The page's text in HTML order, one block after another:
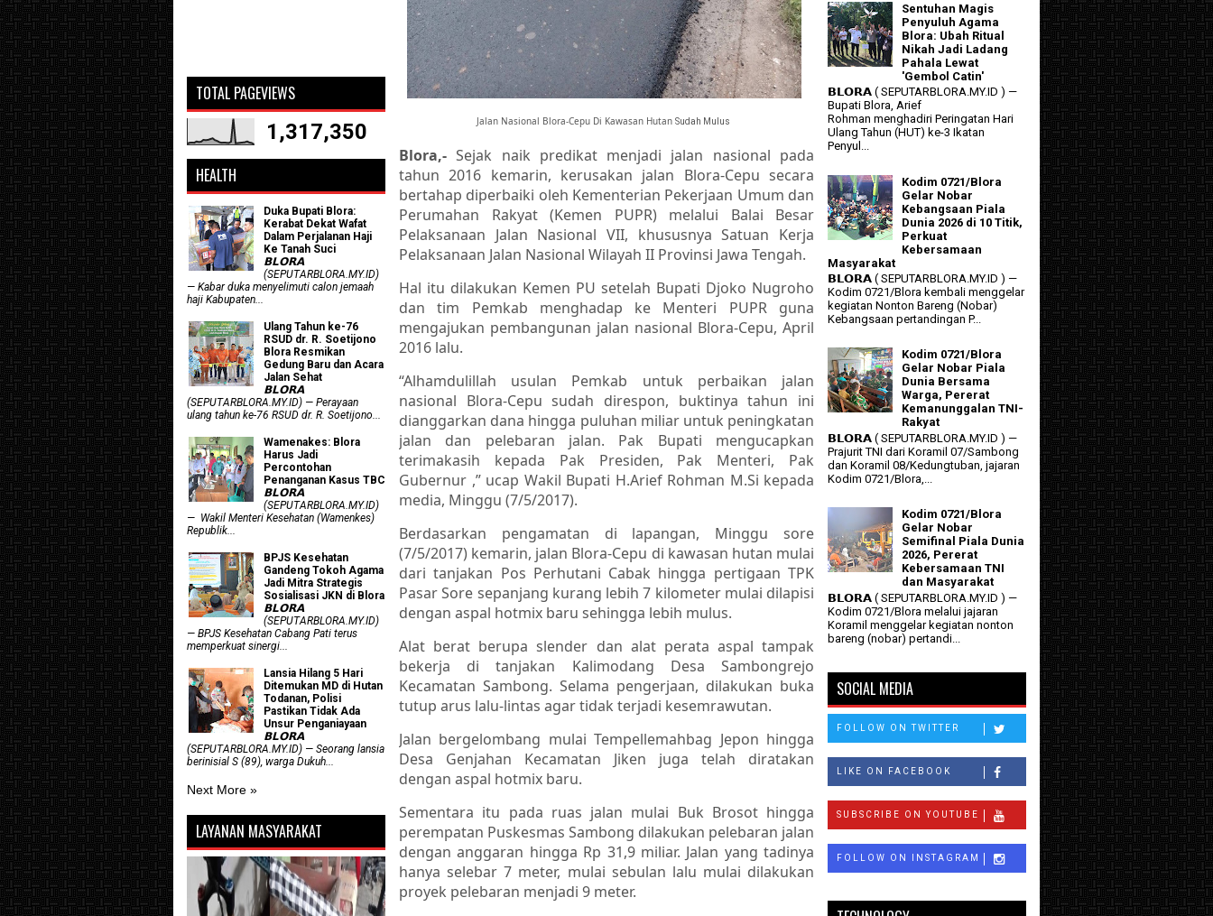
Jalan Nasional Blora-Cepu Di Kawasan Hutan Sudah Mulus
Blora,- Sejak naik predikat menjadi jalan nasional pada
tahun 2016 kemarin, kerusakan jalan Blora-Cepu secara
bertahap diperbaiki oleh Kementerian Pekerjaan Umum dan
Perumahan Rakyat (Kemen PUPR) melalui Balai Besar
Pelaksanaan Jalan Nasional VII, khususnya Satuan Kerja
Pelaksanaan Jalan Nasional Wilayah II Provinsi Jawa Tengah.
Hal itu dilakukan Kemen PU setelah Bupati Djoko Nugroho
dan tim Pemkab menghadap ke Menteri PUPR guna
mengajukan pembangunan jalan nasional Blora-Cepu, April
2016 lalu.
“Alhamdulillah usulan Pemkab untuk perbaikan jalan
nasional Blora-Cepu sudah direspon, buktinya tahun ini
dianggarkan dana hingga puluhan miliar untuk peningkatan
jalan dan pelebaran jalan. Pak Bupati mengucapkan
terimakasih kepada Pak Presiden, Pak Menteri, Pak
Gubernur ,” ucap Wakil Bupati H.Arief Rohman M.Si kepada
media, Minggu (7/5/2017).
Berdasarkan pengamatan di lapangan, Minggu sore
(7/5/2017) kemarin, jalan Blora-Cepu di kawasan hutan mulai
dari tanjakan Pos Perhutani Cabak hingga pertigaan TPK
Pasar Sore sepanjang kurang lebih 7 kilometer mulai dilapisi
dengan aspal hotmix baru sehingga lebih mulus.
Alat berat berupa slender dan alat perata aspal tampak
bekerja di tanjakan Kalimodang Desa Sambongrejo
Kecamatan Sambong. Selama pengerjaan, dilakukan buka
tutup arus lalu-lintas agar tidak terjadi kesemrawutan.
Jalan bergelombang mulai Tempellemahbag Jepon hingga
Desa Genjahan Kecamatan Jiken juga telah diratakan
dengan aspal hotmix baru.
Sementara itu pada ruas jalan mulai Buk Brosot hingga
perempatan Puskesmas Sambong dilakukan pelebaran jalan
dengan anggaran hingga Rp 31,9 miliar. Jalan yang tadinya
hanya selebar 7 meter, mulai sebulan lalu mulai dilakukan
proyek pelebaran menjadi 9 meter.
TOTAL PAGEVIEWS
1,317,350
HEALTH
Duka Bupati Blora:
Kerabat Dekat Wafat
Dalam Perjalanan Haji
Ke Tanah Suci
𝗕𝗟𝗢𝗥𝗔
(SEPUTARBLORA.MY.ID)
— Kabar duka menyelimuti calon jemaah
haji Kabupaten...
Ulang Tahun ke-76
RSUD dr. R. Soetijono
Blora Resmikan
Gedung Baru dan Acara
Jalan Sehat
𝗕𝗟𝗢𝗥𝗔
(SEPUTARBLORA.MY.ID) — Perayaan
ulang tahun ke-76 RSUD dr. R. Soetijono...
Wamenakes: Blora
Harus Jadi
Percontohan
Penanganan Kasus TBC
𝗕𝗟𝗢𝗥𝗔
(SEPUTARBLORA.MY.ID)
— Wakil Menteri Kesehatan (Wamenkes)
Republik...
BPJS Kesehatan
Gandeng Tokoh Agama
Jadi Mitra Strategis
Sosialisasi JKN di Blora
𝗕𝗟𝗢𝗥𝗔
(SEPUTARBLORA.MY.ID)
— BPJS Kesehatan Cabang Pati terus
memperkuat sinergi...
Lansia Hilang 5 Hari
Ditemukan MD di Hutan
Todanan, Polisi
Pastikan Tidak Ada
Unsur Penganiayaan
𝗕𝗟𝗢𝗥𝗔
(SEPUTARBLORA.MY.ID) — Seorang lansia
berinisial S (89), warga Dukuh...
Next More »
LAYANAN MASYARAKAT
Sentuhan Magis
Penyuluh Agama
Blora: Ubah Ritual
Nikah Jadi Ladang
Pahala Lewat
'Gembol Catin'
𝗕𝗟𝗢𝗥𝗔 ( SEPUTARBLORA.MY.ID ) —
Bupati Blora, Arief
Rohman menghadiri Peringatan Hari
Ulang Tahun (HUT) ke-3 Ikatan
Penyul...
Kodim 0721/Blora
Gelar Nobar
Kebangsaan Piala
Dunia 2026 di 10 Titik,
Perkuat
Kebersamaan
Masyarakat
𝗕𝗟𝗢𝗥𝗔 ( SEPUTARBLORA.MY.ID ) —
Kodim 0721/Blora kembali menggelar
kegiatan Nonton Bareng (Nobar)
Kebangsaan pertandingan P...
Kodim 0721/Blora
Gelar Nobar Piala
Dunia Bersama
Warga, Pererat
Kemanunggalan TNI-
Rakyat
𝗕𝗟𝗢𝗥𝗔 ( SEPUTARBLORA.MY.ID ) —
Prajurit TNI dari Koramil 07/Sambong
dan Koramil 08/Kedungtuban, jajaran
Kodim 0721/Blora,...
Kodim 0721/Blora
Gelar Nobar
Semifinal Piala Dunia
2026, Pererat
Kebersamaan TNI
dan Masyarakat
𝗕𝗟𝗢𝗥𝗔 ( SEPUTARBLORA.MY.ID ) —
Kodim 0721/Blora melalui jajaran
Koramil menggelar kegiatan nonton
bareng (nobar) pertandi...
SOCIAL MEDIA
FOLLOW ON TWITTER
LIKE ON FACEBOOK
SUBSCRIBE ON YOUTUBE
FOLLOW ON INSTAGRAM